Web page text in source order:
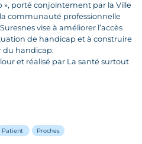
», porté conjointement par la Ville
communauté professionnelle
vise à améliorer l’accès
de handicap et à construire
handicap.
et réalisé par La santé surtout
Patient Proches